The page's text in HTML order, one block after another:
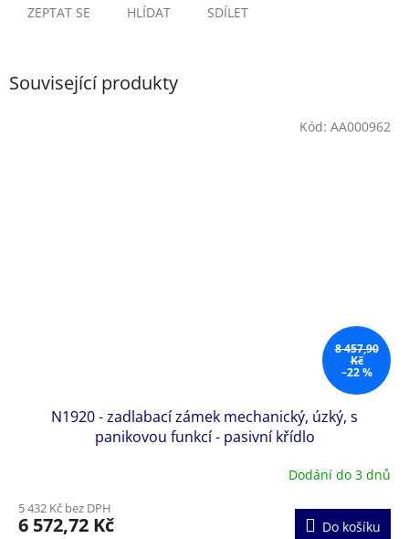
ZEPTAT SE HLÍDAT SDÍLET
Související produkty
8 457,90
Kč
–22 %
N1920 - zadlabací zámek mechanický, úzký, s
panikovou funkcí - pasivní křídlo
Dodání do 3 dnů
5 432 Kč bez DPH
6 572,72 Kč Do košíku
Kód: AA000962